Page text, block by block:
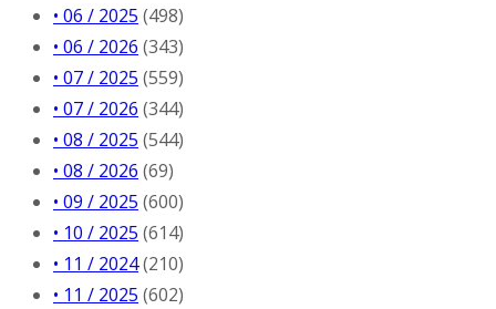
• 06 / 2025 (498)
• 06 / 2026 (343)
• 07 / 2025 (559)
• 07 / 2026 (344)
• 08 / 2025 (544)
• 08 / 2026 (69)
• 09 / 2025 (600)
• 10 / 2025 (614)
• 11 / 2024(210)
• 11 / 2025 (602)